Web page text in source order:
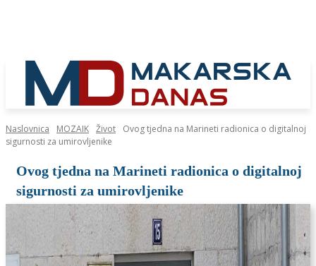
Naslovnica MOZAIK Život
Ovog tjedna na Marineti radionica o digitalnoj
sigurnosti za umirovljenike
Ovog tjedna na Marineti radionica o digitalnoj
sigurnosti za umirovljenike